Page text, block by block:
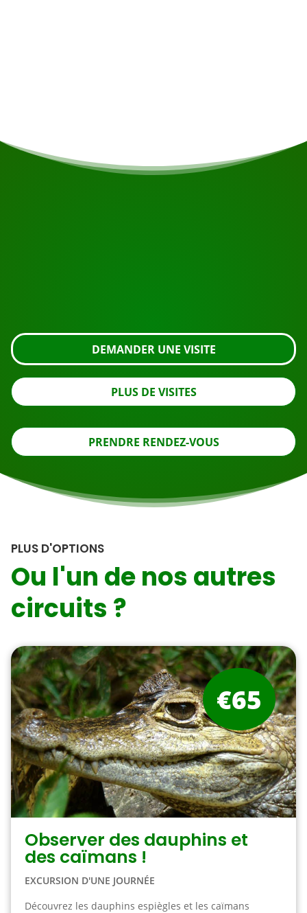
DEMANDER UNE VISITE
PLUS DE VISITES
PRENDRE RENDEZ-VOUS
PLUS D'OPTIONS
Ou l'un de nos autres
circuits ?
Observer des dauphins et
des caïmans !
EXCURSION D'UNE JOURNÉE
Découvrez les dauphins espiègles et les caïmans
€65